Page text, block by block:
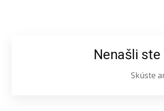
Nenašli
Skúste